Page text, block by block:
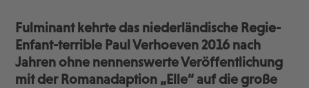
Fulminant kehrte das niederländische Regie-
Enfant-terrible Paul Verhoeven 2016 nach
Jahren ohne nennenswerte Veröffentlichung
mit der Romanadaption „Elle“ auf die große